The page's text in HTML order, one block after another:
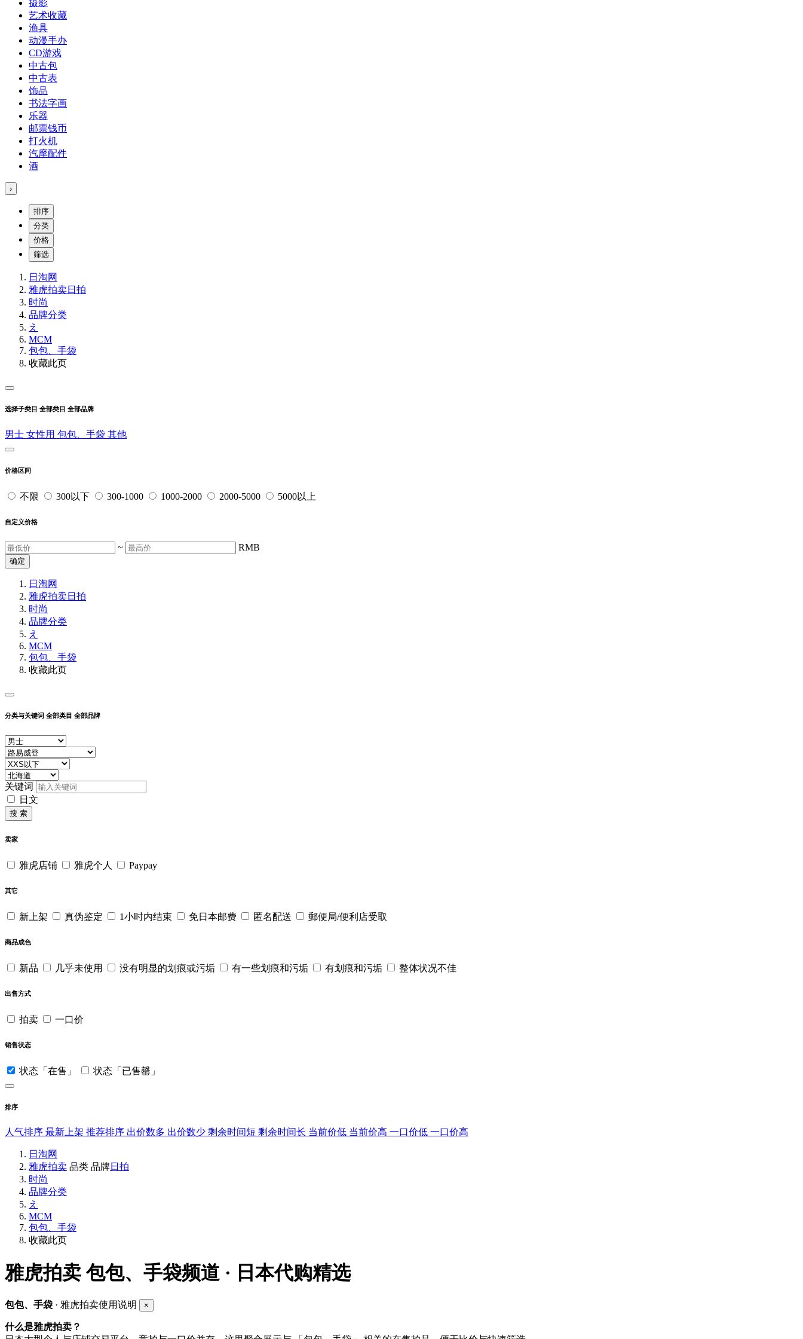
摄影
艺术收藏
渔具
动漫手办
CD游戏
中古包
中古表
饰品
书法字画
乐器
邮票钱币
打火机
汽摩配件
酒
›
排序
分类
价格
筛选
日淘网
雅虎拍卖日拍
时尚
品牌分类
え
MCM
包包、手袋
收藏此页
选择子类目 全部类目 全部品牌
男士 女性用 包包、手袋 其他
价格区间
不限 300以下 300-1000 1000-2000 2000-5000 5000以上
自定义价格
~ RMB
确定
日淘网
雅虎拍卖日拍
时尚
品牌分类
え
MCM
包包、手袋
收藏此页
分类与关键词 全部类目 全部品牌
关键词
日文
搜 索
卖家
雅虎店铺 雅虎个人 Paypay
其它
新上架 真伪鉴定 1小时内结束 免日本邮费 匿名配送 郵便局/便利店受取
商品成色
新品 几乎未使用 没有明显的划痕或污垢 有一些划痕和污垢 有划痕和污垢 整体状况不佳
出售方式
拍卖 一口价
销售状态
状态「在售」 状态「已售罄」
排序
人气排序 最新上架 推荐排序 出价数多 出价数少 剩余时间短 剩余时间长 当前价低 当前价高 一口价低 一口价高
日淘网
雅虎拍卖 品类 品牌日拍
时尚
品牌分类
え
MCM
包包、手袋
收藏此页
雅虎拍卖 包包、手袋频道 · 日本代购精选
包包、手袋 · 雅虎拍卖使用说明 ×
什么是雅虎拍卖？